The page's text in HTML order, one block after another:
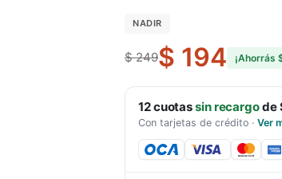
NADIR
$ 249$ 194 ¡Ahorrás
12cuotassin recargode
Con tarjetas de crédito · Ver